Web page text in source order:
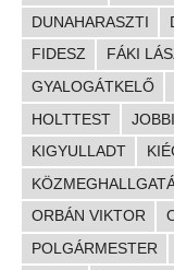
DUNAHARASZTI
FIDESZ
FÁKI
GYALOGÁTKELŐ
HOLTTEST
KIGYULLADT
ORBÁN VIKTOR
POLGÁRMESTER